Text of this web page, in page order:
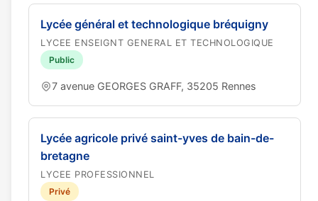
Lycée général et technologique bréquigny
LYCEE ENSEIGNT GENERAL ET TECHNOLOGIQUE
Public
7 avenue GEORGES GRAFF, 35205 Rennes
Lycée agricole privé saint-yves de bain-de-
bretagne
LYCEE PROFESSIONNEL
Privé